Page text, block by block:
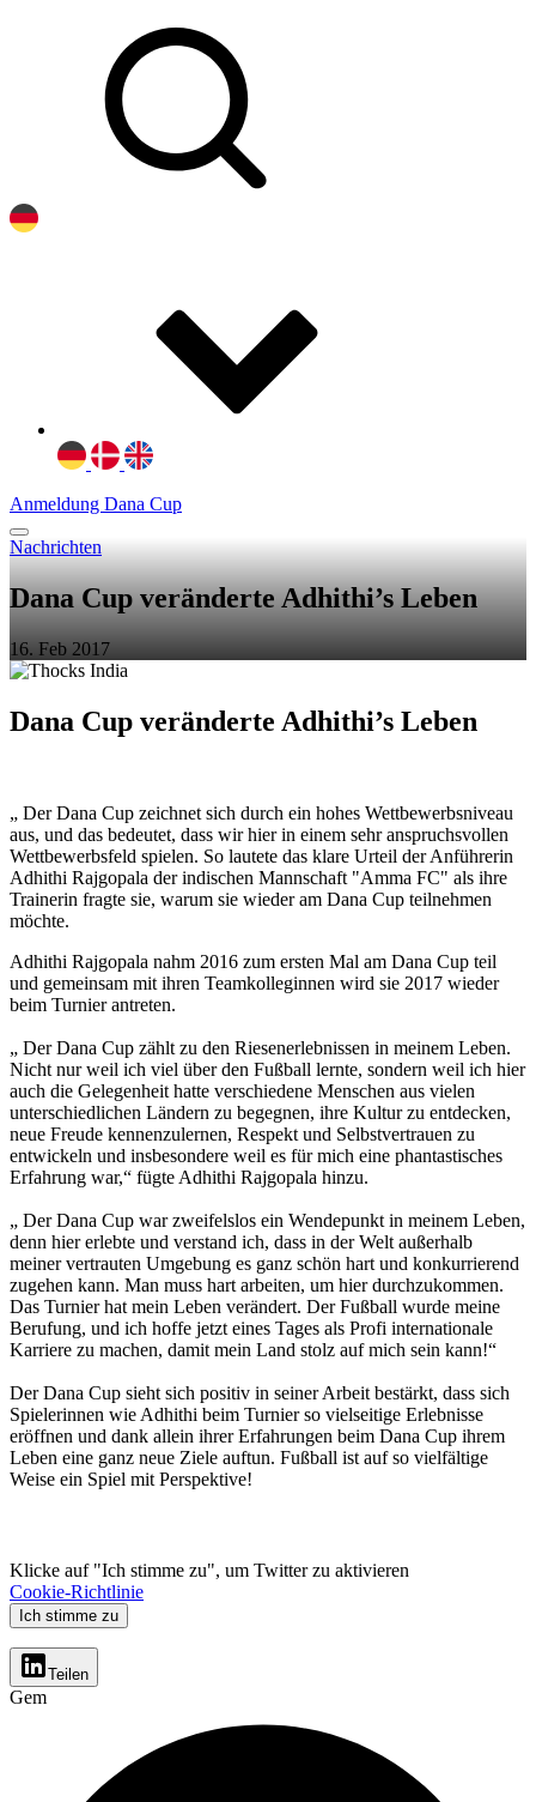
Anmeldung Dana Cup
Nachrichten
Dana Cup veränderte Adhithi’s Leben
16. Feb 2017
Dana Cup veränderte Adhithi’s Leben
„ Der Dana Cup zeichnet sich durch ein hohes Wettbewerbsniveau
aus, und das bedeutet, dass wir hier in einem sehr anspruchsvollen
Wettbewerbsfeld spielen. So lautete das klare Urteil der Anführerin
Adhithi Rajgopala der indischen Mannschaft "Amma FC" als ihre
Trainerin fragte sie, warum sie wieder am Dana Cup teilnehmen
möchte.
Adhithi Rajgopala nahm 2016 zum ersten Mal am Dana Cup teil
und gemeinsam mit ihren Teamkolleginnen wird sie 2017 wieder
beim Turnier antreten.
„ Der Dana Cup zählt zu den Riesenerlebnissen in meinem Leben.
Nicht nur weil ich viel über den Fußball lernte, sondern weil ich hier
auch die Gelegenheit hatte verschiedene Menschen aus vielen
unterschiedlichen Ländern zu begegnen, ihre Kultur zu entdecken,
neue Freude kennenzulernen, Respekt und Selbstvertrauen zu
entwickeln und insbesondere weil es für mich eine phantastisches
Erfahrung war,“ fügte Adhithi Rajgopala hinzu.
„ Der Dana Cup war zweifelslos ein Wendepunkt in meinem Leben,
denn hier erlebte und verstand ich, dass in der Welt außerhalb
meiner vertrauten Umgebung es ganz schön hart und konkurrierend
zugehen kann. Man muss hart arbeiten, um hier durchzukommen.
Das Turnier hat mein Leben verändert. Der Fußball wurde meine
Berufung, und ich hoffe jetzt eines Tages als Profi internationale
Karriere zu machen, damit mein Land stolz auf mich sein kann!“
Der Dana Cup sieht sich positiv in seiner Arbeit bestärkt, dass sich
Spielerinnen wie Adhithi beim Turnier so vielseitige Erlebnisse
eröffnen und dank allein ihrer Erfahrungen beim Dana Cup ihrem
Leben eine ganz neue Ziele auftun. Fußball ist auf so vielfältige
Weise ein Spiel mit Perspektive!
Klicke auf "Ich stimme zu", um Twitter zu aktivieren
Cookie-Richtlinie
Ich stimme zu
Teilen
Gem